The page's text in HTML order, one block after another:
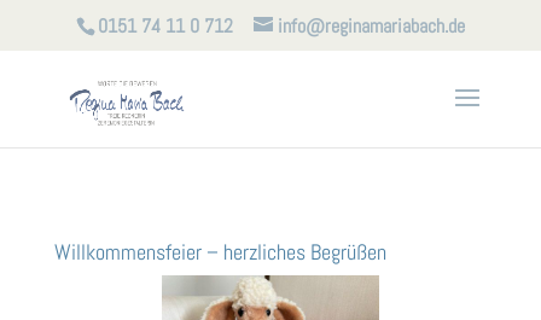
0151 74 11 0 712 info@reginamariabach.de
Willkommensfeier – herzliches Begrüßen